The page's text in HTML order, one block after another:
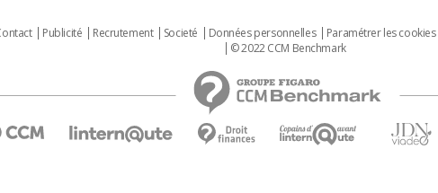
Publicité Recrutement Societé Données personnelles Paramétrer les cookies
© 2022 CCM Benchmark